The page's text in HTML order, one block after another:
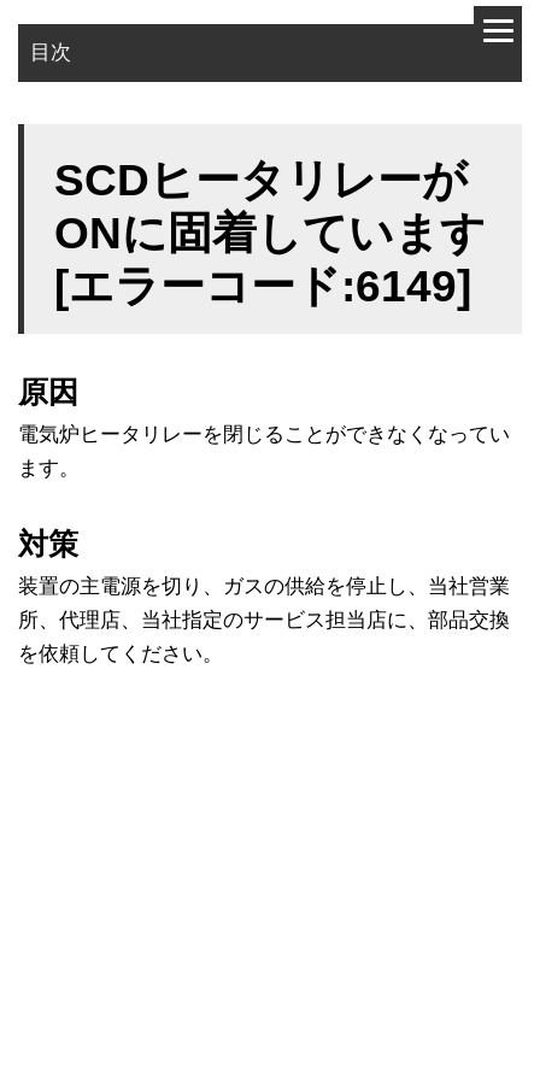
目次
対策
SCDヒータリレーが
ONに固着しています
[エラーコード:6149]
原因
電気炉ヒータリレーを閉じることができなくなってい
ます。
対策
装置の主電源を切り、ガスの供給を停止し、当社営業
所、代理店、当社指定のサービス担当店に、部品交換
を依頼してください。